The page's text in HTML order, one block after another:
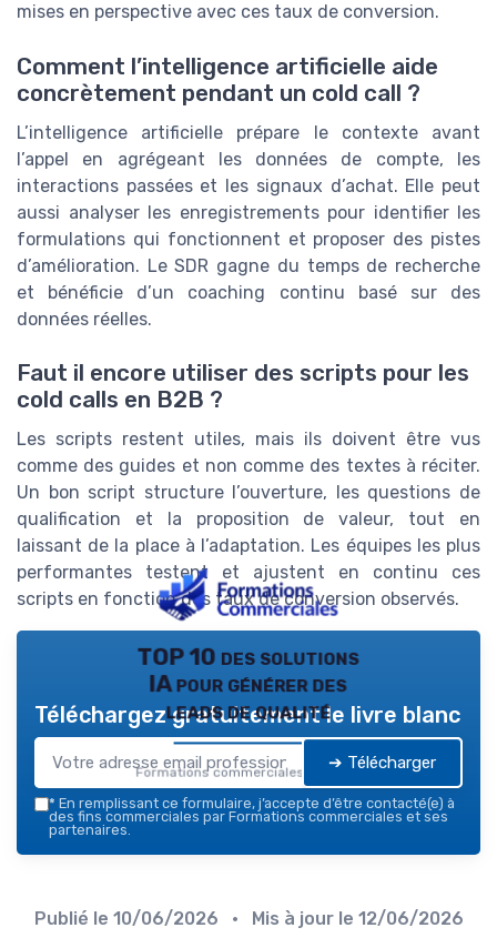
mises en perspective avec ces taux de conversion.
Comment l’intelligence artificielle aide
concrètement pendant un cold call ?
L’intelligence artificielle prépare le contexte avant
l’appel en agrégeant les données de compte, les
interactions passées et les signaux d’achat. Elle peut
aussi analyser les enregistrements pour identifier les
formulations qui fonctionnent et proposer des pistes
d’amélioration. Le SDR gagne du temps de recherche
et bénéficie d’un coaching continu basé sur des
données réelles.
Faut il encore utiliser des scripts pour les
cold calls en B2B ?
Les scripts restent utiles, mais ils doivent être vus
comme des guides et non comme des textes à réciter.
Un bon script structure l’ouverture, les questions de
qualification et la proposition de valeur, tout en
laissant de la place à l’adaptation. Les équipes les plus
performantes testent et ajustent en continu ces
scripts en fonction des taux de conversion observés.
TOP 10 des solutions
IA pour générer des
leads de qualité
Formations commerciales — 2026
Téléchargez gratuitement le livre blanc
➔ Télécharger
* En remplissant ce formulaire, j’accepte d’être contacté(e) à
des fins commerciales par Formations commerciales et ses
partenaires.
Publié le 10/06/2026 • Mis à jour le 12/06/2026